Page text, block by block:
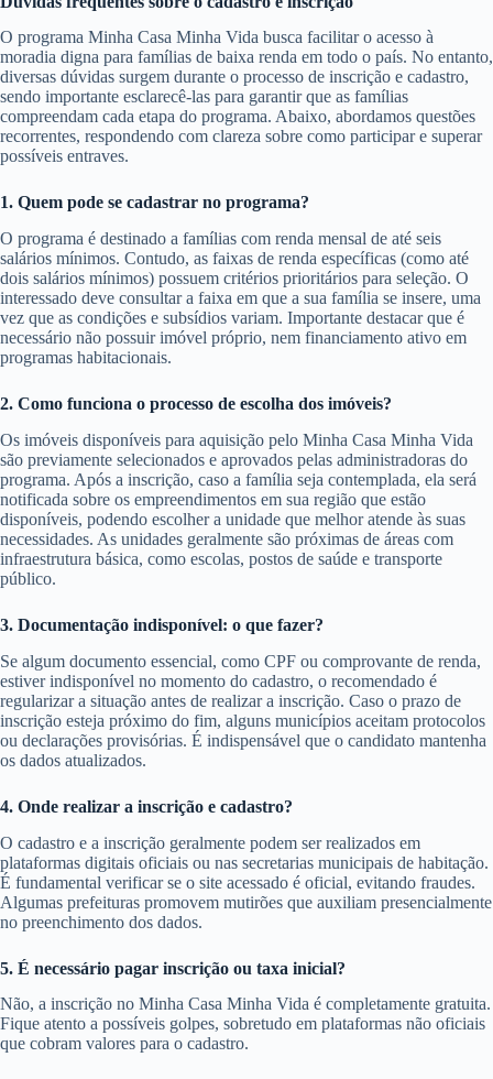
O programa Minha Casa Minha Vida busca facilitar o acesso à
moradia digna para famílias de baixa renda em todo o país. No entanto,
diversas dúvidas surgem durante o processo de inscrição e cadastro,
sendo importante esclarecê-las para garantir que as famílias
compreendam cada etapa do programa. Abaixo, abordamos questões
recorrentes, respondendo com clareza sobre como participar e superar
possíveis entraves.
1. Quem pode se cadastrar no programa?
O programa é destinado a famílias com renda mensal de até seis
salários mínimos. Contudo, as faixas de renda específicas (como até
dois salários mínimos) possuem critérios prioritários para seleção. O
interessado deve consultar a faixa em que a sua família se insere, uma
vez que as condições e subsídios variam. Importante destacar que é
necessário não possuir imóvel próprio, nem financiamento ativo em
programas habitacionais.
2. Como funciona o processo de escolha dos imóveis?
Os imóveis disponíveis para aquisição pelo Minha Casa Minha Vida
são previamente selecionados e aprovados pelas administradoras do
programa. Após a inscrição, caso a família seja contemplada, ela será
notificada sobre os empreendimentos em sua região que estão
disponíveis, podendo escolher a unidade que melhor atende às suas
necessidades. As unidades geralmente são próximas de áreas com
infraestrutura básica, como escolas, postos de saúde e transporte
público.
3. Documentação indisponível: o que fazer?
Se algum documento essencial, como CPF ou comprovante de renda,
estiver indisponível no momento do cadastro, o recomendado é
regularizar a situação antes de realizar a inscrição. Caso o prazo de
inscrição esteja próximo do fim, alguns municípios aceitam protocolos
ou declarações provisórias. É indispensável que o candidato mantenha
os dados atualizados.
4. Onde realizar a inscrição e cadastro?
O cadastro e a inscrição geralmente podem ser realizados em
plataformas digitais oficiais ou nas secretarias municipais de habitação.
É fundamental verificar se o site acessado é oficial, evitando fraudes.
Algumas prefeituras promovem mutirões que auxiliam presencialmente
no preenchimento dos dados.
5. É necessário pagar inscrição ou taxa inicial?
Não, a inscrição no Minha Casa Minha Vida é completamente gratuita.
Fique atento a possíveis golpes, sobretudo em plataformas não oficiais
que cobram valores para o cadastro.